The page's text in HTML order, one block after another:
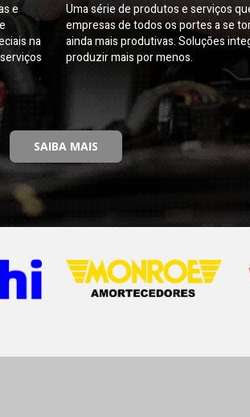
e
na
Uma série de produtos e serviços
empresas de todos os portes a se
ainda mais produtivas. Soluções
produzir mais por menos.
SAIBA MAIS